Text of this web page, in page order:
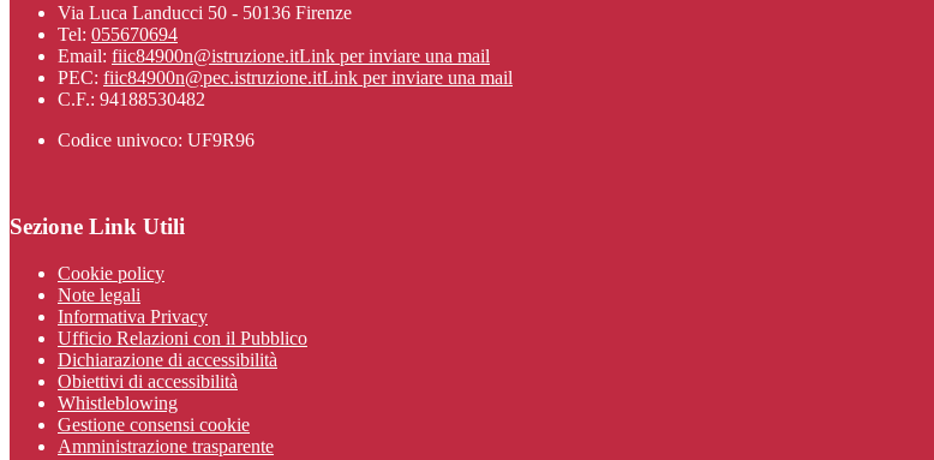
Via Luca Landucci 50 - 50136 Firenze
Tel: 055670694
Email: fiic84900n@istruzione.itLink per inviare una mail
PEC: fiic84900n@pec.istruzione.itLink per inviare una mail
C.F.: 94188530482
Codice univoco: UF9R96
Sezione Link Utili
Cookie policy
Note legali
Informativa Privacy
Ufficio Relazioni con il Pubblico
Dichiarazione di accessibilità
Obiettivi di accessibilità
Whistleblowing
Gestione consensi cookie
Amministrazione trasparente